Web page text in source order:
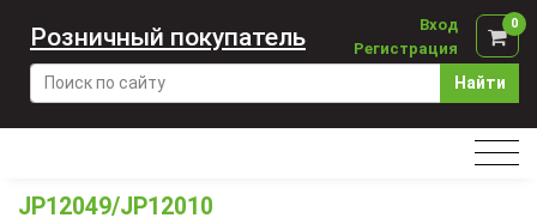
Найти
Вход
Регистрация
0
Розничный покупатель
JP12049/JP12010